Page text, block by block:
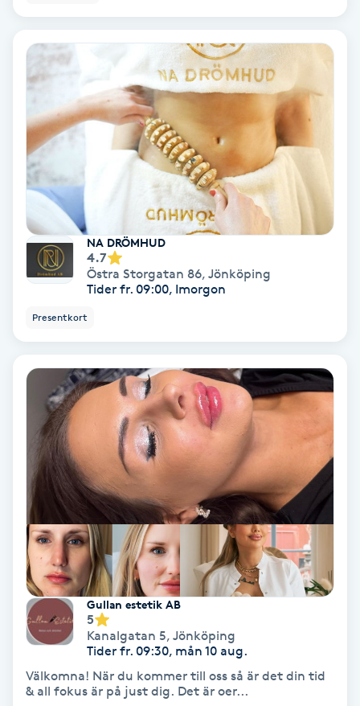
Gel naglar
Gelenaglar
Gellack
Gellack med förstärkning
Gravidmassage
Gravidyoga
Gruppträning
Gua Sha-massage
Hatha Yoga
Headspa
Healing
Herrklippning
NA DRÖMHUD
4.7
Östra Storgatan 86, Jönköping
Tider fr. 09:00, Imorgon
Presentkort
Gullan estetik AB
5
Kanalgatan 5, Jönköping
Tider fr. 09:30, mån 10 aug.
Välkomna! När du kommer till oss så är det din tid
& all fokus är på just dig. Det är oer...